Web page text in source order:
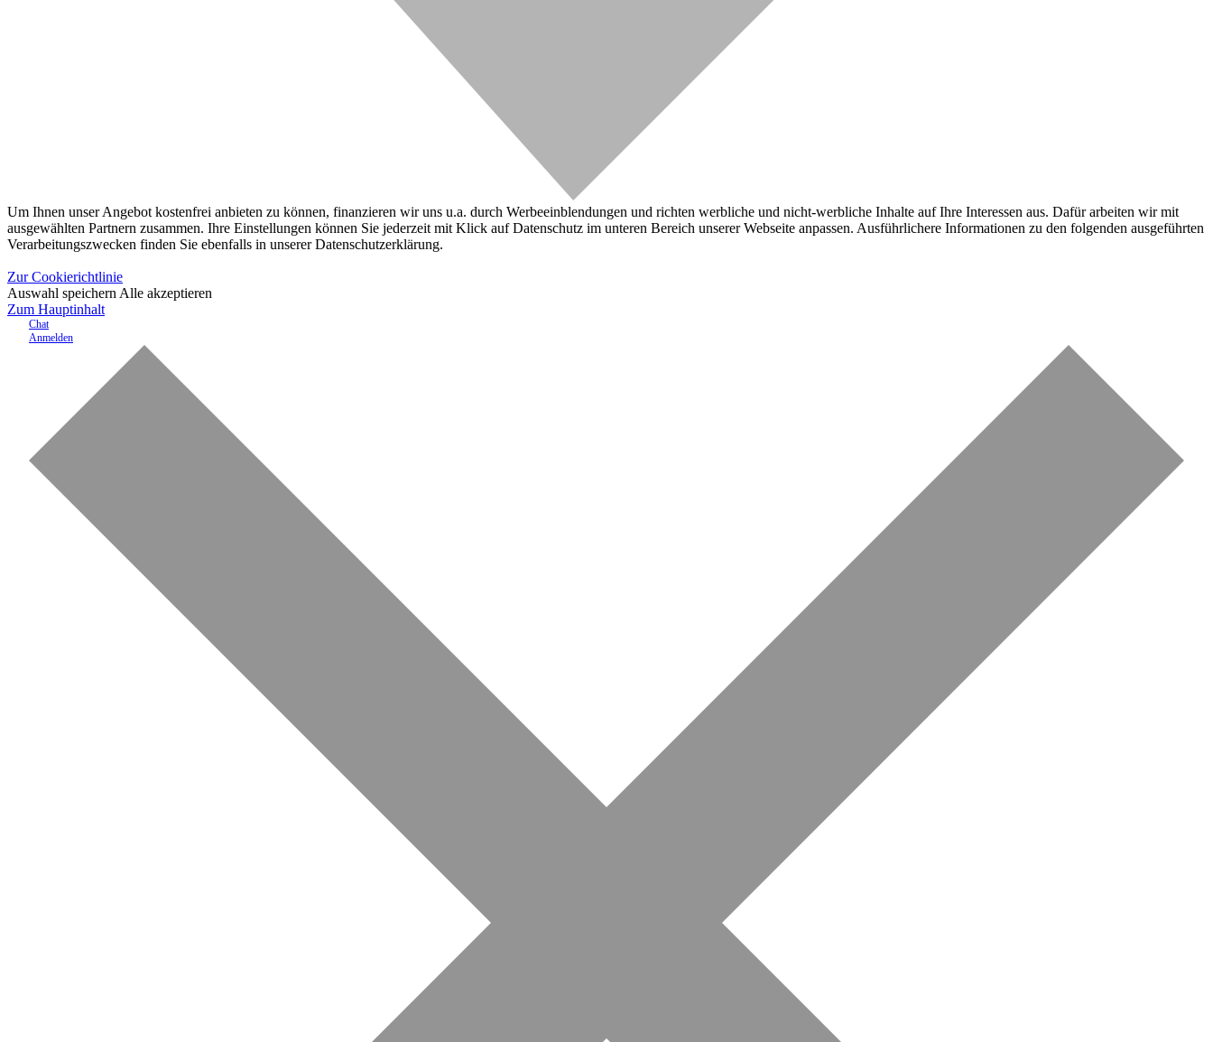
Um Ihnen unser Angebot kostenfrei anbieten zu können, finanzieren wir uns u.a. durch Werbeeinblendungen und richten werbliche und nicht-werbliche Inhalte auf Ihre Interessen aus. Dafür arbeiten wir mit
ausgewählten Partnern zusammen. Ihre Einstellungen können Sie jederzeit mit Klick auf Datenschutz im unteren Bereich unserer Webseite anpassen. Ausführlichere Informationen zu den folgenden ausgeführten
Verarbeitungszwecken finden Sie ebenfalls in unserer Datenschutzerklärung.
Zur Cookierichtlinie
Auswahl speichern Alle akzeptieren
Zum Hauptinhalt
Chat
Anmelden